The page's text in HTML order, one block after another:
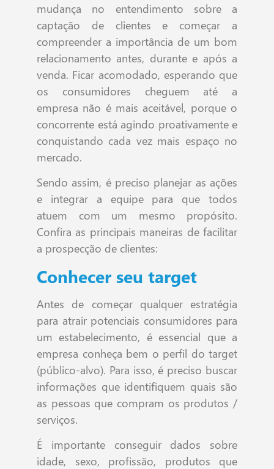
mudança no entendimento sobre a
captação de clientes e começar a
compreender a importância de um bom
relacionamento antes, durante e após a
venda. Ficar acomodado, esperando que
os consumidores cheguem até a
empresa não é mais aceitável, porque o
concorrente está agindo proativamente e
conquistando cada vez mais espaço no
mercado.
Sendo assim, é preciso planejar as ações
e integrar a equipe para que todos
atuem com um mesmo propósito.
Confira as principais maneiras de facilitar
a prospecção de clientes:
Conhecer seu target
Antes de começar qualquer estratégia
para atrair potenciais consumidores para
um estabelecimento, é essencial que a
empresa conheça bem o perfil do target
(público-alvo). Para isso, é preciso buscar
informações que identifiquem quais são
as pessoas que compram os produtos /
serviços.
É importante conseguir dados sobre
idade, sexo, profissão, produtos que